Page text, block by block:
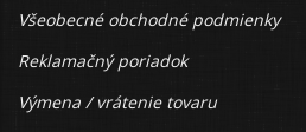
Všeobecné obchodné podmienky
Reklamačný poriadok
Výmena / vrátenie tovaru